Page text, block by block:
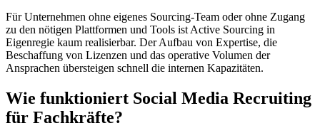
Für Unternehmen ohne eigenes Sourcing-Team oder ohne Zugang
zu den nötigen Plattformen und Tools ist Active Sourcing in
Eigenregie kaum realisierbar. Der Aufbau von Expertise, die
Beschaffung von Lizenzen und das operative Volumen der
Ansprachen übersteigen schnell die internen Kapazitäten.
Wie funktioniert Social Media Recruiting
für Fachkräfte?